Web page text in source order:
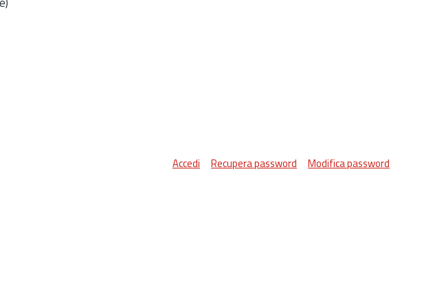
Accedi Recupera password Modifica password